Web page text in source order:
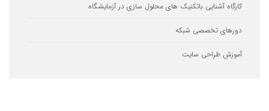
آشنایی باتکنیک های محلول سازی در آزمایشگاه
تخصصی شبکه
طراحی سایت